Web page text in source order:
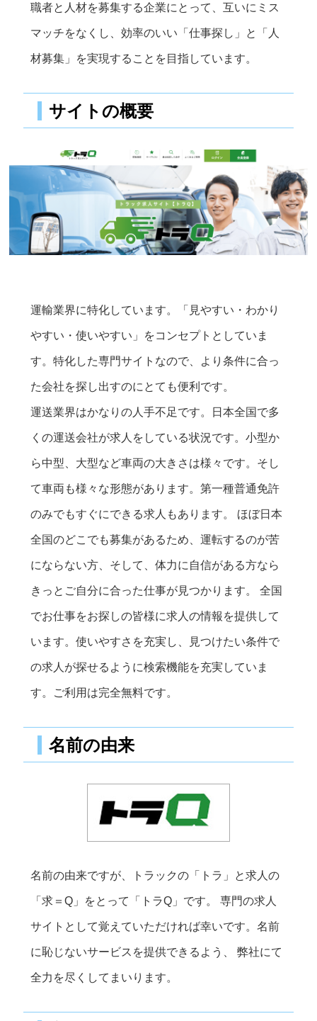
職者と人材を募集する企業にとって、互いにミス
マッチをなくし、効率のいい「仕事探し」と「人
材募集」を実現することを目指しています。
サイトの概要
運輸業界に特化しています。「見やすい・わかり
やすい・使いやすい」をコンセプトとしていま
す。特化した専門サイトなので、より条件に合っ
た会社を探し出すのにとても便利です。
運送業界はかなりの人手不足です。日本全国で多
くの運送会社が求人をしている状況です。小型か
ら中型、大型など車両の大きさは様々です。そし
て車両も様々な形態があります。第一種普通免許
のみでもすぐにできる求人もあります。 ほぼ日本
全国のどこでも募集があるため、運転するのが苦
にならない方、そして、体力に自信がある方なら
きっとご自分に合った仕事が見つかります。 全国
でお仕事をお探しの皆様に求人の情報を提供して
います。使いやすさを充実し、見つけたい条件で
の求人が探せるように検索機能を充実していま
す。ご利用は完全無料です。
名前の由来
名前の由来ですが、トラックの「トラ」と求人の
「求＝Q」をとって「トラQ」です。 専門の求人
サイトとして覚えていただければ幸いです。名前
に恥じないサービスを提供できるよう、 弊社にて
全力を尽くしてまいります。